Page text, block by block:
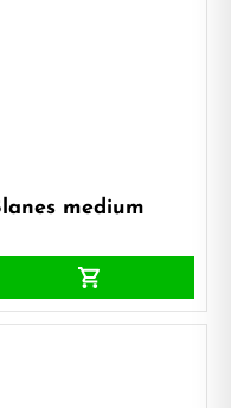
medium